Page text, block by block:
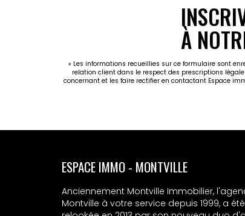
À
« Les informations recueillies sur ce formulaire sont
relation client dans le respect des prescriptions
concernant et les faire rectifier en contactant Espace
ESPACE IMMO - MONTVILLE
Anciennement Montville Immobilier,
Montville à votre service depuis 1999, a été